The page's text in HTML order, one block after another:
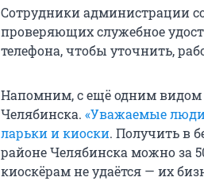
Сотрудники администрации
проверяющих служебное
телефона, чтобы уточнить,
Напомним, с ещё одним видом
Челябинска. «Уважаемые
ларьки и киоски. Получить в
районе Челябинска можно за
киоскёрам не удаётся — их